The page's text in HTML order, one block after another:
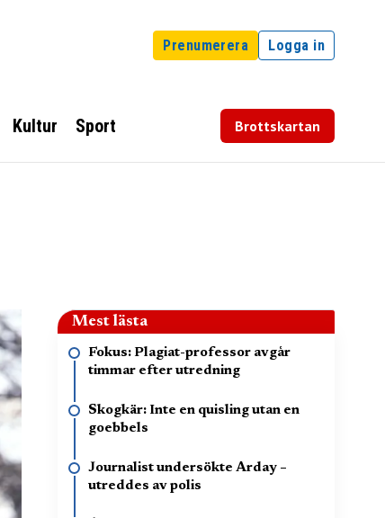
Prenumerera Logga in
Kultur Sport Brottskartan
Mest lästa
Fokus: Plagiat-professor avgår
timmar efter utredning
Skogkär: Inte en quisling utan en
goebbels
Journalist undersökte Arday –
utreddes av polis